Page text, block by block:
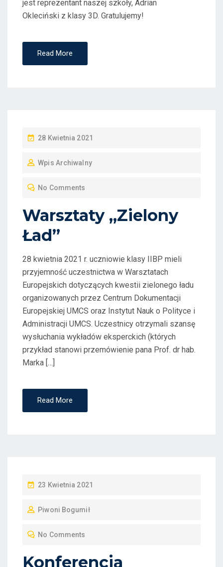
jest reprezentant naszej szkoły, Adrian
Okleciński z klasy 3D. Gratulujemy!
Read More
P
S
O
N
28 Kwietnia 2021
Wpis Archiwalny
No Comments
Warsztaty „Zielony
Ład”
28 kwietnia 2021 r. uczniowie klasy IIBP mieli
przyjemność uczestnictwa w Warsztatach
Europejskich dotyczących kwestii zielonego ładu
organizowanych przez Centrum Dokumentacji
Europejskiej UMCS oraz Instytut Nauk o Polityce i
Administracji UMCS. Uczestnicy otrzymali szansę
wysłuchania wykładów eksperckich (których
przykład stanowi przemówienie pana Prof. dr hab.
Marka […]
Read More
P
S
23 Kwietnia 2021
Piwoni Bogumił
No Comments
Konferencja